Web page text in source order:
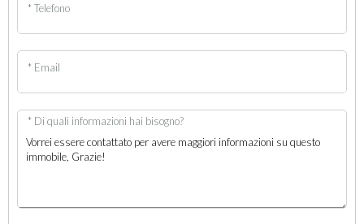
* Telefono
* Email
* Di quali informazioni hai bisogno?